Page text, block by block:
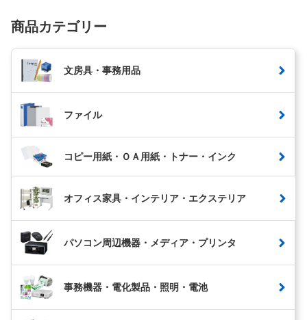
商品カテゴリー
文房具・事務用品
ファイル
コピー用紙・ＯＡ用紙・トナー・インク
オフィス家具・インテリア・エクステリア
パソコン周辺機器・メディア・プリンタ
事務機器・電化製品・照明・電池